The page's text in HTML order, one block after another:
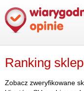
Ranking
Zobacz zweryfikowane